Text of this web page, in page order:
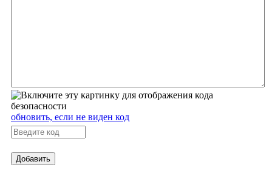
обновить, если не виден код
Добавить